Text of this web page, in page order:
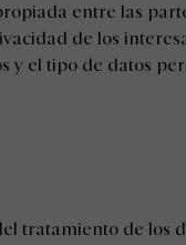
entre las
de los
y el tipo de datos
tratamiento de los